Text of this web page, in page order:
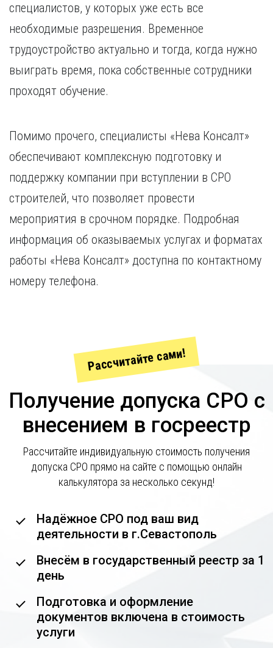
специалистов, у которых уже есть все
необходимые разрешения. Временное
трудоустройство актуально и тогда, когда нужно
выиграть время, пока собственные сотрудники
проходят обучение.
Помимо прочего, специалисты «Нева Консалт»
обеспечивают комплексную подготовку и
поддержку компании при вступлении в СРО
строителей, что позволяет провести
мероприятия в срочном порядке. Подробная
информация об оказываемых услугах и форматах
работы «Нева Консалт» доступна по контактному
номеру телефона.
Рассчитайте сами!
Получение допуска СРО с
внесением в госреестр
Рассчитайте индивидуальную стоимость получения
допуска СРО прямо на сайте с помощью онлайн
калькулятора за несколько секунд!
Надёжное СРО под ваш вид
деятельности в г.Севастополь
Внесём в государственный реестр за 1
день
Подготовка и оформление
документов включена в стоимость
услуги